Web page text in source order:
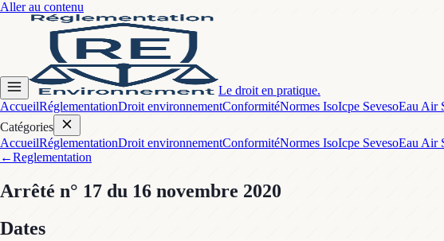
Aller au contenu
Le droit en pratique.
AccueilRéglementationDroit environnementConformitéNormes IsoIcpe SevesoEau Air
Catégories
AccueilRéglementationDroit environnementConformitéNormes IsoIcpe SevesoEau Air
←Reglementation
Arrêté n° 17 du 16 novembre 2020
Dates